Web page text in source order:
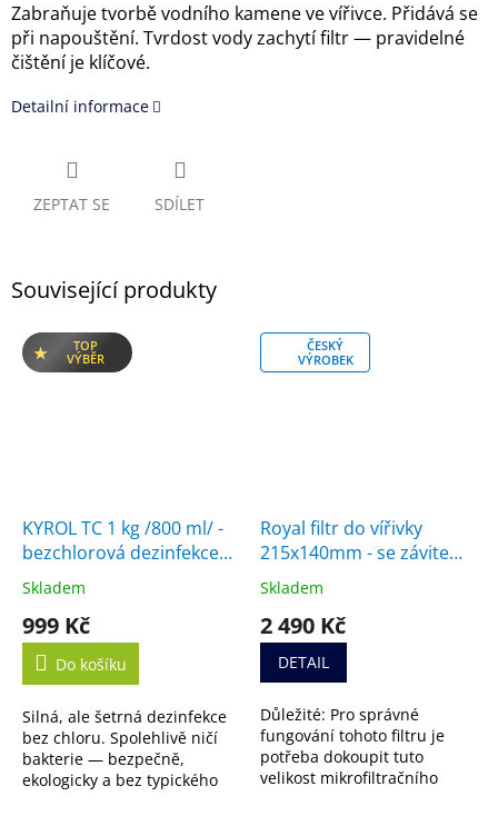
Zabraňuje tvorbě vodního kamene ve vířivce. Přidává se
při napouštění. Tvrdost vody zachytí filtr — pravidelné
čištění je klíčové.
Detailní informace
ZEPTAT SE SDÍLET
Související produkty
TOP
VÝBĚR
KYROL TC 1 kg /800 ml/ -
bezchlorová dezinfekce
vody
Průměrné
produktu
5,0
5
hvězdiček.
Skladem
999 Kč
Do košíku
Silná, ale šetrná dezinfekce
bez chloru. Spolehlivě ničí
bakterie — bezpečně,
ekologicky a bez typického
ČESKÝ
VÝROBEK
Royal filtr do vířivky
215x140mm - se závitem,
náhrada za filtr SC714
Průměrné
produktu
5,0
5
hvězdiček.
Skladem
2 490 Kč
DETAIL
Důležité: Pro správné
fungování tohoto filtru je
potřeba dokoupit tuto
velikost mikrofiltračního